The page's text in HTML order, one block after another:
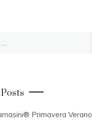
Primavera